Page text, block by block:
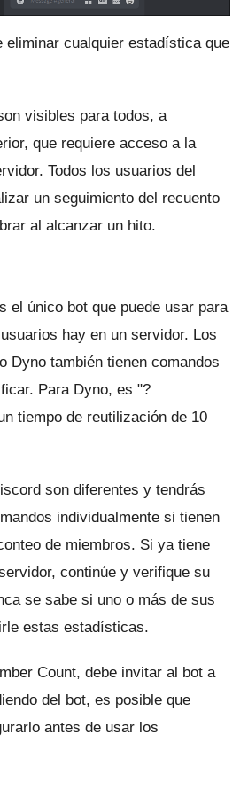
eliminar cualquier estadística que
visibles para todos, a
que requiere acceso a la
Todos los usuarios del
un seguimiento del recuento
al alcanzar un hito.
el único bot que puede usar para
hay en un servidor. Los
Dyno también tienen comandos
Para Dyno, es "?
tiempo de reutilización de 10
son diferentes y tendrás
individualmente si tienen
de miembros. Si ya tiene
continúe y verifique su
se sabe si uno o más de sus
estas estadísticas.
Count, debe invitar al bot a
del bot, es posible que
antes de usar los